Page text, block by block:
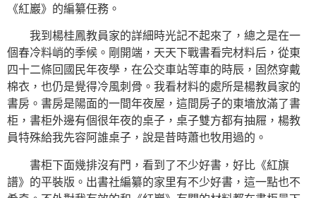
《紅巖》的編纂任務。
我到楊桂鳳教員家的詳細時光記不起來了，總之是在一
個春冷料峭的季候。剛開端，天天下戰書看完材料后，從東
四十二條回國民年夜學，在公交車站等車的時辰，固然穿戴
棉衣，也仍是覺得冷風刺骨。我看材料的處所是楊教員家的
書房。書房是陽面的一間年夜屋，這間房子的東墻放滿了書
柜，書柜外邊有個很年夜的桌子，桌子雙方都有抽屜，楊教
員特殊給我先容阿誰桌子，說是昔時蕭也牧用過的。
書柜下面幾排沒有門，看到了不少好書，好比《紅旗
譜》的平裝版。出書社編纂的家里有不少好書，這一點也不